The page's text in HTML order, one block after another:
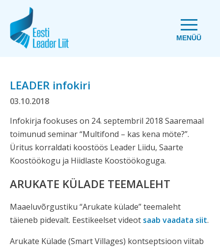
MENÜÜ
LEADER infokiri
03.10.2018
Infokirja fookuses on 24. septembril 2018 Saaremaal
toimunud seminar “Multifond – kas kena möte?”.
Üritus korraldati koostöös Leader Liidu, Saarte
Koostöökogu ja Hiidlaste Koostöökoguga.
ARUKATE KÜLADE TEEMALEHT
Maaeluvõrgustiku “Arukate külade” teemaleht
täieneb pidevalt. Eestikeelset videot saab vaadata siit.
Arukate Külade (Smart Villages) kontseptsioon viitab